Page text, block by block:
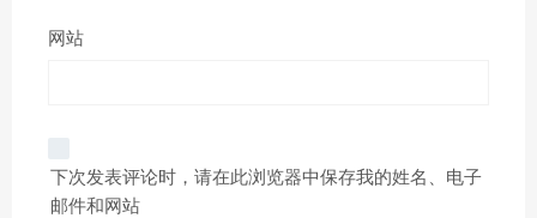
网站
下次发表评论时，请在此浏览器中保存我的姓名、电子
邮件和网站